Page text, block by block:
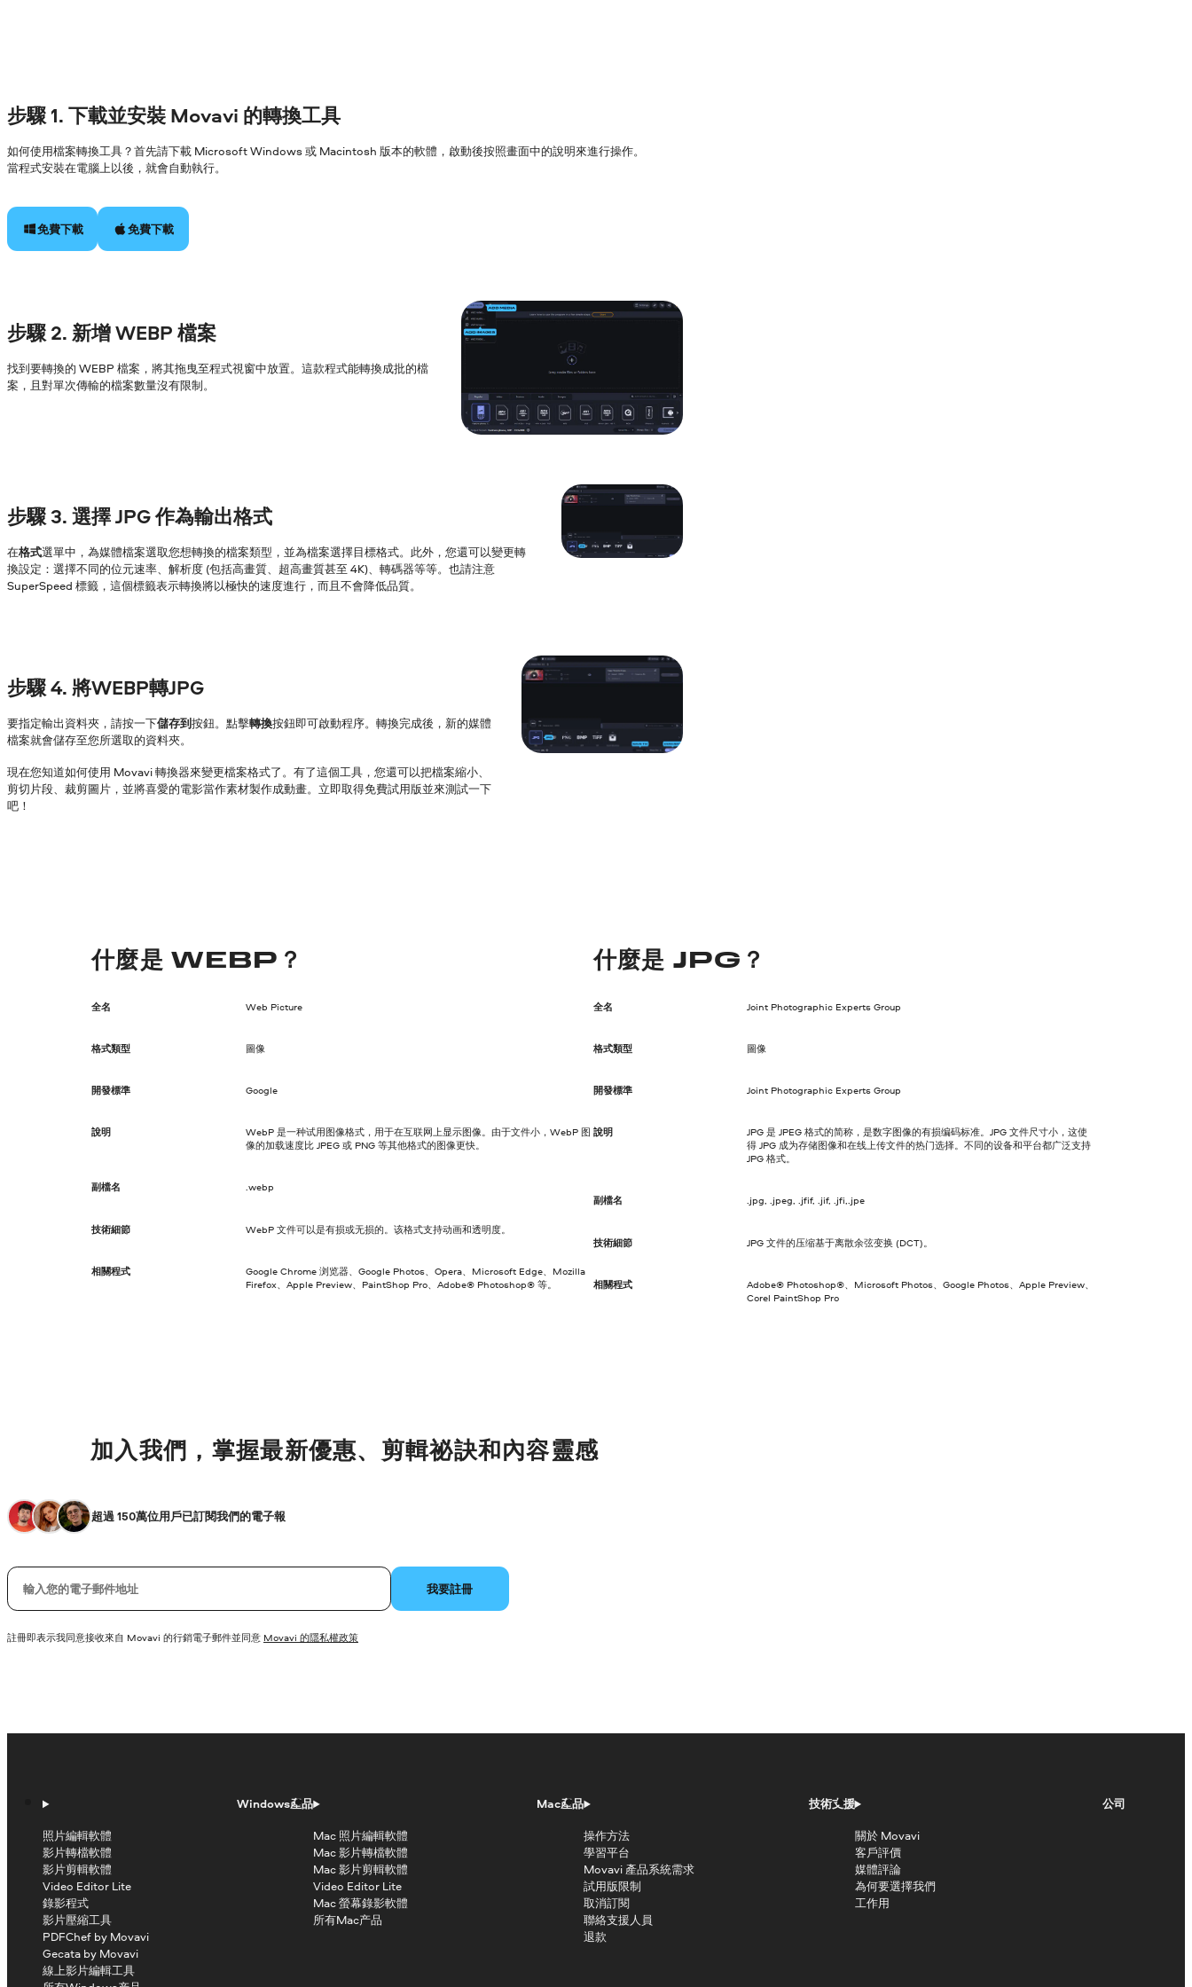
步驟 1. 下載並安裝 Movavi 的轉換工具
如何使用檔案轉換工具？首先請下載 Microsoft Windows 或 Macintosh 版本的軟體，啟動後按照畫面中的說明來進行操作。
當程式安裝在電腦上以後，就會自動執行。
免費下載 免費下載
步驟 2. 新增 WEBP 檔案
找到要轉換的 WEBP 檔案，將其拖曳至程式視窗中放置。這款程式能轉換成批的檔
案，且對單次傳輸的檔案數量沒有限制。
步驟 3. 選擇 JPG 作為輸出格式
在格式選單中，為媒體檔案選取您想轉換的檔案類型，並為檔案選擇目標格式。此外，您還可以變更轉
換設定：選擇不同的位元速率、解析度 (包括高畫質、超高畫質甚至 4K)、轉碼器等等。也請注意
SuperSpeed 標籤，這個標籤表示轉換將以極快的速度進行，而且不會降低品質。
步驟 4. 將WEBP轉JPG
要指定輸出資料夾，請按一下儲存到按鈕。點擊轉換按鈕即可啟動程序。轉換完成後，新的媒體
檔案就會儲存至您所選取的資料夾。
現在您知道如何使用 Movavi 轉換器來變更檔案格式了。有了這個工具，您還可以把檔案縮小、
剪切片段、裁剪圖片，並將喜愛的電影當作素材製作成動畫。立即取得免費試用版並來測試一下
吧！
什麼是 WEBP？
全名 Web Picture
格式類型 圖像
開發標準 Google
說明
WebP 是一种试用图像格式，用于在互联网上显示图像。由于文件小，WebP 图
像的加载速度比 JPEG 或 PNG 等其他格式的图像更快。
副檔名 .webp
技術細節 WebP 文件可以是有损或无损的。该格式支持动画和透明度。
相關程式
Google Chrome 浏览器、Google Photos、Opera、Microsoft Edge、Mozilla
Firefox、Apple Preview、PaintShop Pro、Adobe® Photoshop® 等。
什麼是 JPG？
全名 Joint Photographic Experts Group
格式類型 圖像
開發標準 Joint Photographic Experts Group
說明
JPG 是 JPEG 格式的简称，是数字图像的有损编码标准。JPG 文件尺寸小，这使
得 JPG 成为存储图像和在线上传文件的热门选择。不同的设备和平台都广泛支持
JPG 格式。
副檔名 .jpg, .jpeg, .jfif, .jif, .jfi,.jpe
技術細節 JPG 文件的压缩基于离散余弦变换 (DCT)。
相關程式
Adobe® Photoshop®、Microsoft Photos、Google Photos、Apple Preview、
Corel PaintShop Pro
加入我們，掌握最新優惠、剪輯祕訣和內容靈感
超過 150萬位用戶已訂閱我們的電子報
您的電子郵件 我要註冊
註冊即表示我同意接收來自 Movavi 的行銷電子郵件並同意 Movavi 的隱私權政策
Windows產品
照片編輯軟體
影片轉檔軟體
影片剪輯軟體
Video Editor Lite
錄影程式
影片壓縮工具
PDFChef by Movavi
Gecata by Movavi
線上影片編輯工具
Mac產品
Mac 照片編輯軟體
Mac 影片轉檔軟體
Mac 影片剪輯軟體
Video Editor Lite
Mac 螢幕錄影軟體
所有Mac产品
技術支援
操作方法
學習平台
Movavi 產品系統需求
試用版限制
取消訂閱
聯絡支援人員
退款
公司
關於 Movavi
客戶評價
媒體評論
為何要選擇我們
工作用